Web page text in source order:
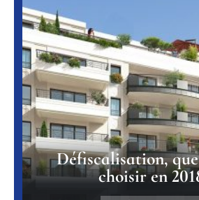
Défiscalisation,
choisir en